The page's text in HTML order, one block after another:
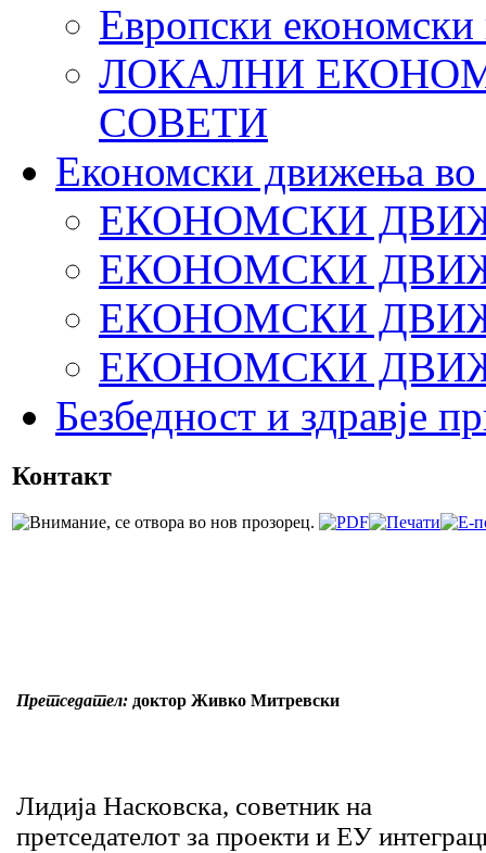
Европски економски
ЛОКАЛНИ
СОВЕТИ
Економски движења
ЕКОНОМСКИ
ЕКОНОМСКИ
ЕКОНОМСКИ
ЕКОНОМСКИ
Безбедност и здравје
Контакт
Претседател: доктор Живко Митревски
Лидија Насковска, советник на
претседателот за проекти и ЕУ